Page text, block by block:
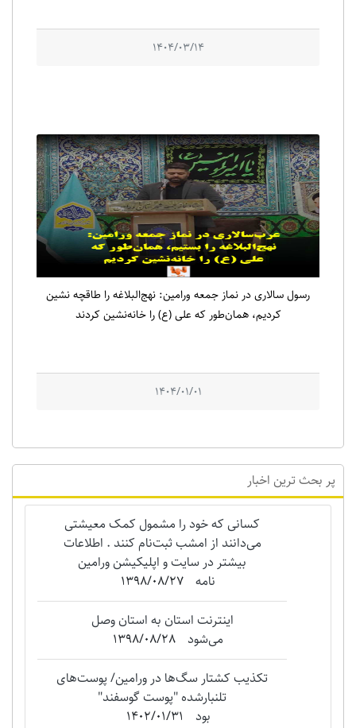
1404/03/14
رسول سالاری در نماز جمعه ورامین: نهج‌البلاغه را طاقچه نشین
کردیم، همان‌طور که علی (ع) را خانه‌نشین کردند
1404/01/01
پر بحث ترین اخبار
کسانی که خود را مشمول کمک معیشتی
می‌دانند از امشب ثبت‌نام کنند . اطلاعات
بیشتر در سایت و اپلیکیشن ورامین
نامه 1398/08/27
اینترنت استان به استان وصل
می‌شود
1398/08/28
تکذیب کشتار سگ‌ها در ورامین/ پوست‌های
تلنبارشده "‌پوست گوسفند"
بود
1402/01/31